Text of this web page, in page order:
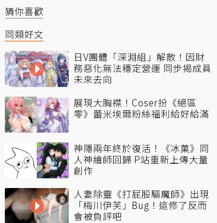
猜你喜歡
同類好文
日V團體「深淵組」解散！因財
務惡化無法穩定營運 同步揭成員
未來去向
展現大胸襟！Coser扮《絕區
零》蕾米埃爾粉絲福利給好給滿
神隱兩年終於復活！《冰菓》同
人神繪師回歸 P站重新上傳大量
創作
人妻除靈《打屁股驅魔師》出現
「梅川伊芙」Bug！這修了反而
會被負評吧